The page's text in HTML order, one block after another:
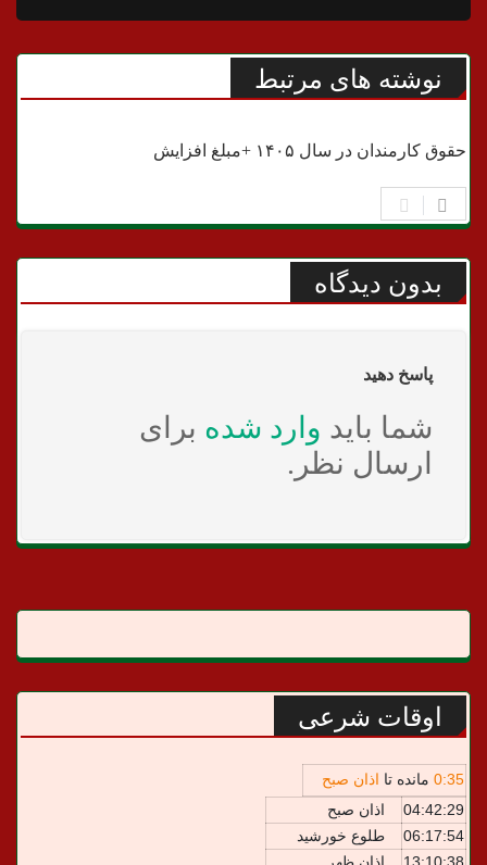
نوشته های مرتبط
اقتصادی
حقوق کارمندان در سال ۱۴۰۵ +مبلغ افزایش
بدون دیدگاه
پاسخ دهید
شما باید وارد شده برای
ارسال نظر.
اوقات شرعی
0:35 مانده تا اذان صبح
04:42:29
اذان صبح
06:17:54
طلوع خورشید